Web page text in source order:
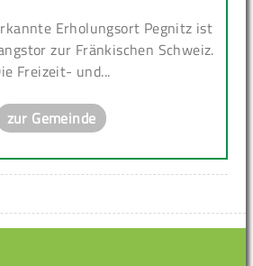
Erholungsort Pegnitz ist
zur Fränkischen Schweiz.
Freizeit- und...
zur Gemeinde